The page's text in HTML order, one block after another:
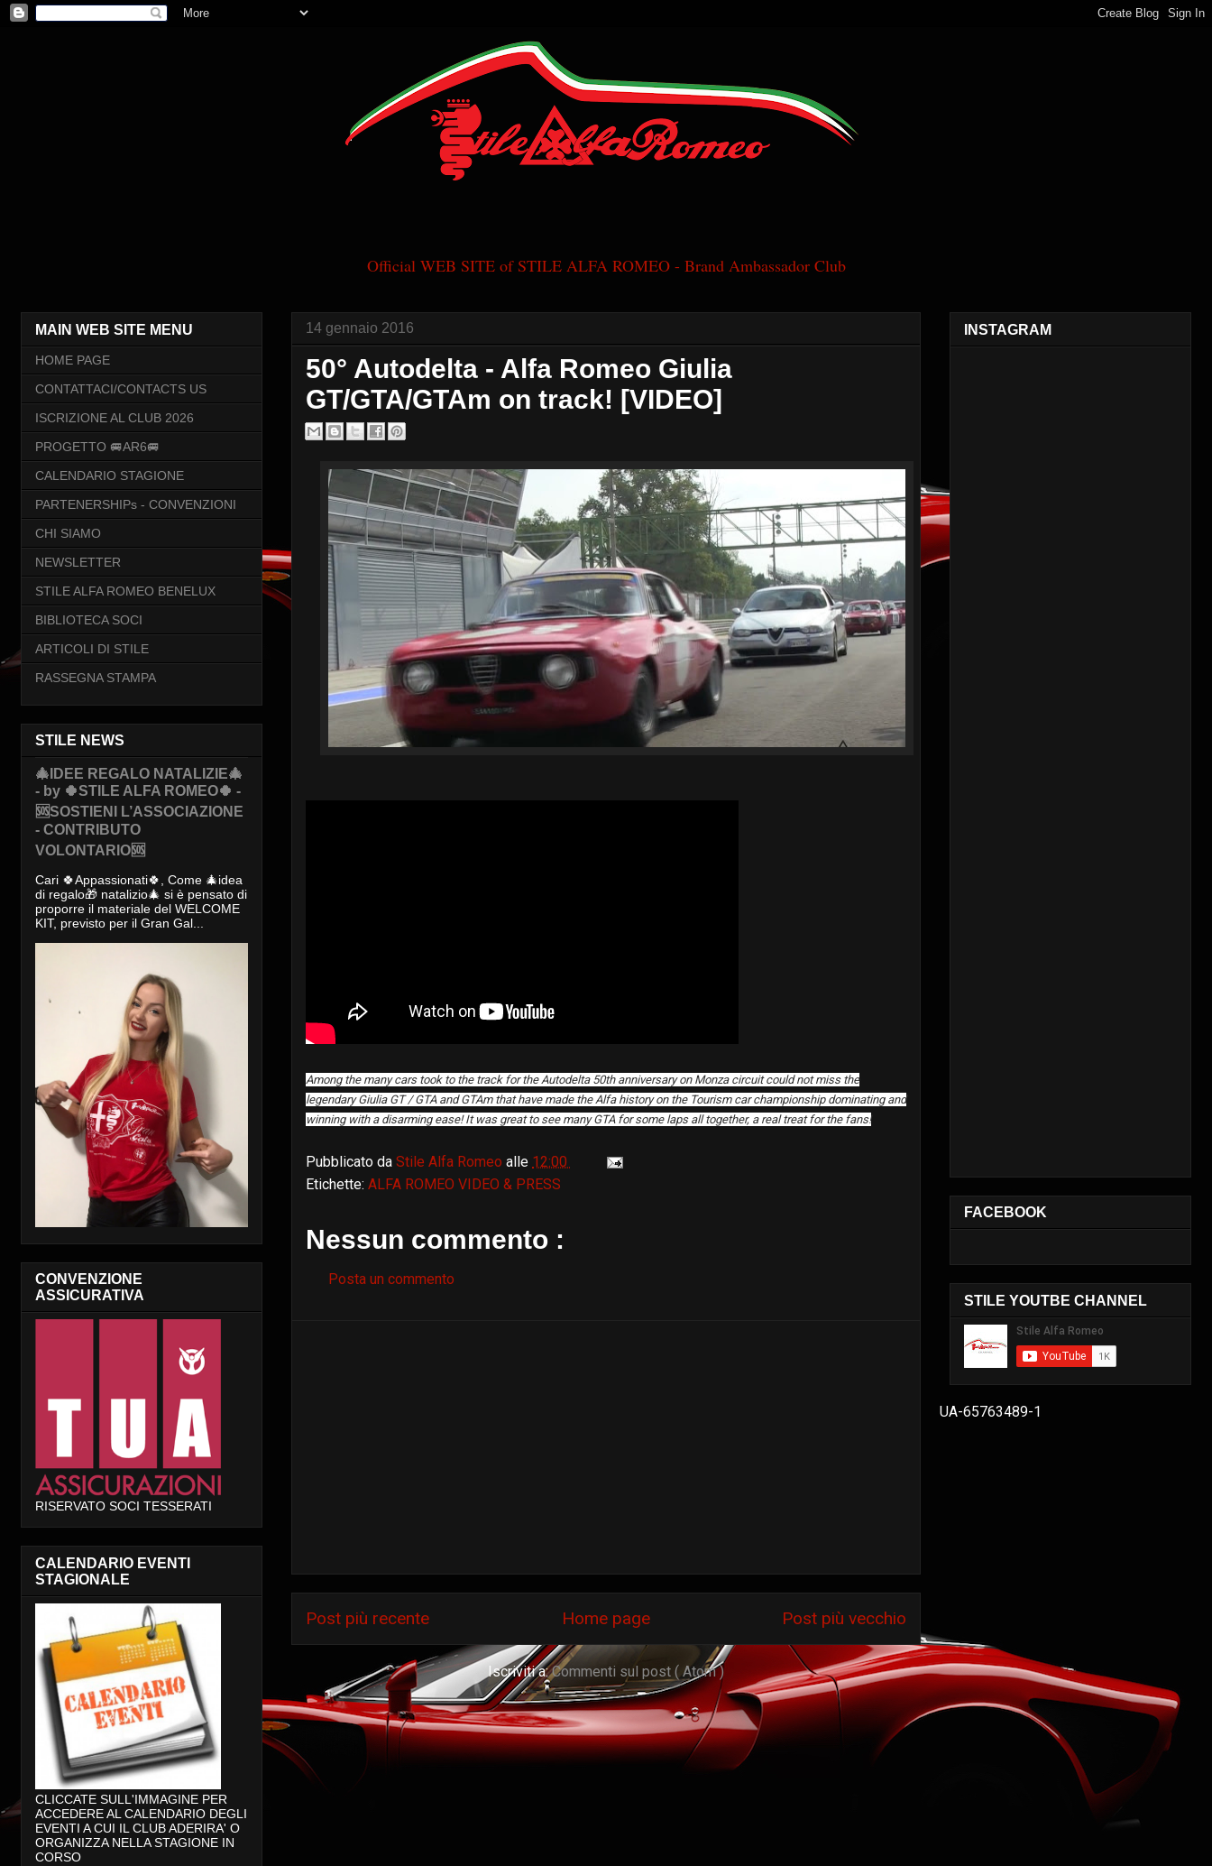
Official WEB SITE of STILE ALFA ROMEO - Brand Ambassador Club
14 gennaio 2016
50° Autodelta - Alfa Romeo Giulia
GT/GTA/GTAm on track! [VIDEO]
Among the many cars took to the track for the Autodelta 50th anniversary on Monza circuit could not miss the
legendary Giulia GT / GTA and GTAm that have made the Alfa history on the Tourism car championship dominating and
winning with a disarming ease! It was great to see many GTA for some laps all together, a real treat for the fans!
Pubblicato da Stile Alfa Romeo alle 12:00
Etichette: ALFA ROMEO VIDEO & PRESS
Nessun commento :
Posta un commento
Post più recente Post più vecchio
Home page
Iscriviti a:Commenti sul post ( Atom )
MAIN WEB SITE MENU
HOME PAGE
CONTATTACI/CONTACTS US
ISCRIZIONE AL CLUB 2026
PROGETTO 🚐AR6🚐
CALENDARIO STAGIONE
PARTENERSHIPs - CONVENZIONI
CHI SIAMO
NEWSLETTER
STILE ALFA ROMEO BENELUX
BIBLIOTECA SOCI
ARTICOLI DI STILE
RASSEGNA STAMPA
STILE NEWS
🎄IDEE REGALO NATALIZIE🎄
- by 🍀STILE ALFA ROMEO🍀 -
🆘SOSTIENI L’ASSOCIAZIONE
- CONTRIBUTO
VOLONTARIO🆘
Cari 🍀Appassionati🍀, Come 🎄idea
di regalo🎁 natalizio🎄 si è pensato di
proporre il materiale del WELCOME
KIT, previsto per il Gran Gal...
CONVENZIONE
ASSICURATIVA
RISERVATO SOCI TESSERATI
CALENDARIO EVENTI
STAGIONALE
CLICCATE SULL'IMMAGINE PER
ACCEDERE AL CALENDARIO DEGLI
EVENTI A CUI IL CLUB ADERIRA' O
ORGANIZZA NELLA STAGIONE IN
CORSO
INSTAGRAM
FACEBOOK
STILE YOUTBE CHANNEL
UA-65763489-1